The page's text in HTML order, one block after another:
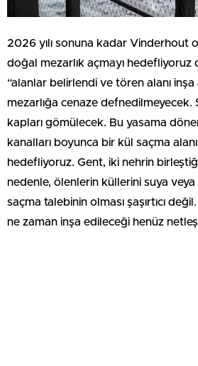
2026 yılı sonuna kadar Vinderhout
doğal mezarlık açmayı hedefliyoruz
“alanlar belirlendi ve tören alanı inşa
mezarlığa cenaze defnedilmeyecek.
kapları gömülecek. Bu yasama
kanalları boyunca bir kül saçma
hedefliyoruz. Gent, iki nehrin
nedenle, ölenlerin küllerini suya veya
saçma talebinin olması şaşırtıcı
ne zaman inşa edileceği henüz